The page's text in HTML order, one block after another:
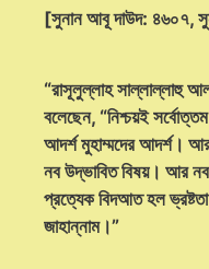
[সুনান আবূ দাউদ: ৪৬০৭,
“রাসূলুল্লাহ সাল্লাল্লাহু
বলেছেন, “নিশ্চয়ই
আদর্শ মুহাম্মদের আদর্শ। আর
নব উদ্ভাবিত বিষয়। আর
প্রত্যেক বিদআত হল ভ্রষ্টতা
জাহান্নাম।”